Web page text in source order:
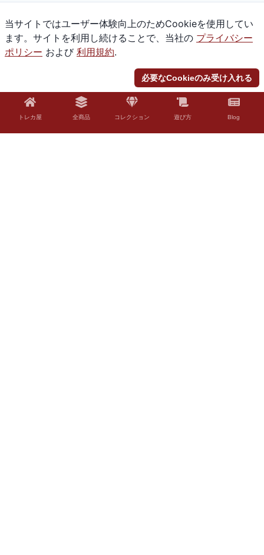
当サイトではユーザー体験向上のためCookieを使用してい
ます。サイトを利用し続けることで、当社の プライバシー
ポリシー および 利用規約.
必要なCookieのみ受け入れる
トレカ屋 全商品 コレクション 遊び方 Blog